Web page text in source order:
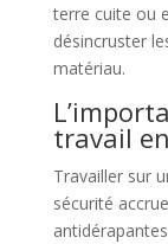
terre cuite ou
désincruster
matériau.
travail
Travailler sur
sécurité